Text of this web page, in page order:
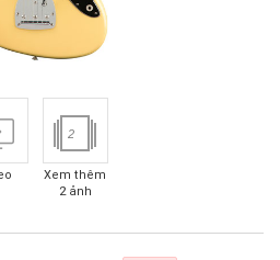
2
Xem thêm
2 ảnh